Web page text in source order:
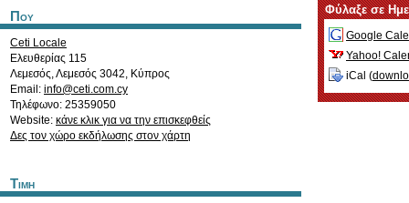
Που
Ceti Locale
Ελευθερίας 115
Λεμεσός,Λεμεσός 3042, Κύπρος
Email: info@ceti.com.cy
Τηλέφωνο: 25359050
Website: κάνε κλικ για να την επισκεφθείς
Δες τον χώρο εκδήλωσης στον χάρτη
Τιμη
Φύλαξε σε
Google
Yahoo!
iCal (